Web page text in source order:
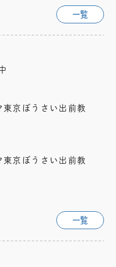
一覧
京ぼうさい出前教
京ぼうさい出前教
一覧